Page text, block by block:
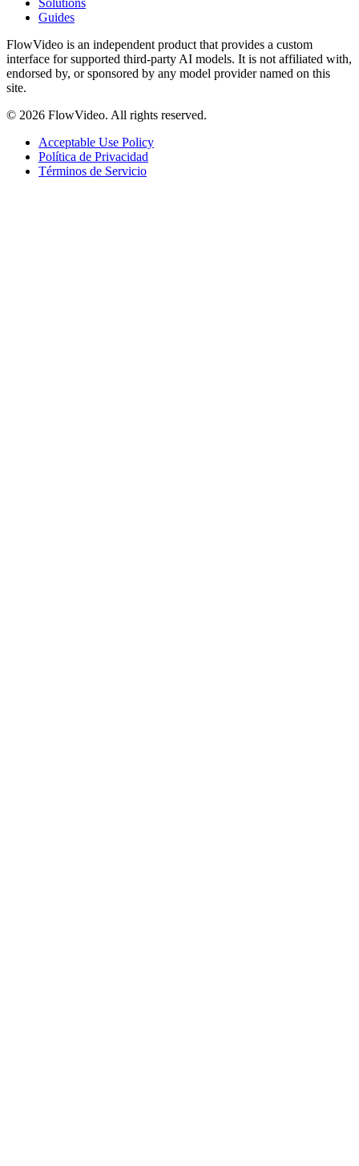
Guides
FlowVideo is an independent product that provides a custom
interface for supported third-party AI models. It is not affiliated with,
endorsed by, or sponsored by any model provider named on this
site.
© 2026 FlowVideo. All rights reserved.
Acceptable Use Policy
Política de Privacidad
Términos de Servicio